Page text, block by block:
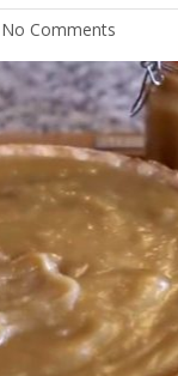
No Comments